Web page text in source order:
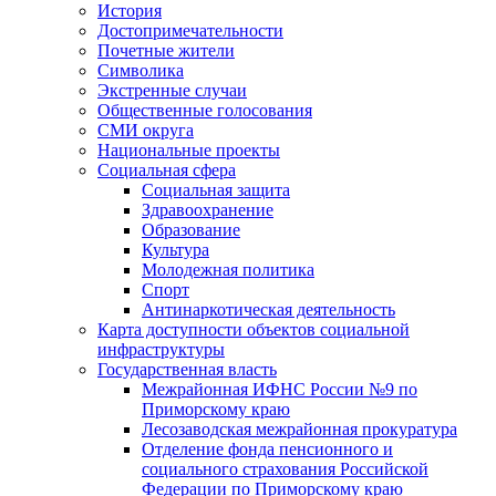
История
Достопримечательности
Почетные жители
Символика
Экстренные случаи
Общественные голосования
СМИ округа
Национальные проекты
Социальная сфера
Социальная защита
Здравоохранение
Образование
Культура
Молодежная политика
Спорт
Антинаркотическая деятельность
Карта доступности объектов социальной
инфраструктуры
Государственная власть
Межрайонная ИФНС России №9 по
Приморскому краю
Лесозаводская межрайонная прокуратура
Отделение фонда пенсионного и
социального страхования Российской
Федерации по Приморскому краю